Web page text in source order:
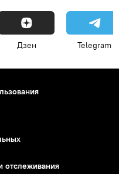
Дзен Telegram
отслеживания